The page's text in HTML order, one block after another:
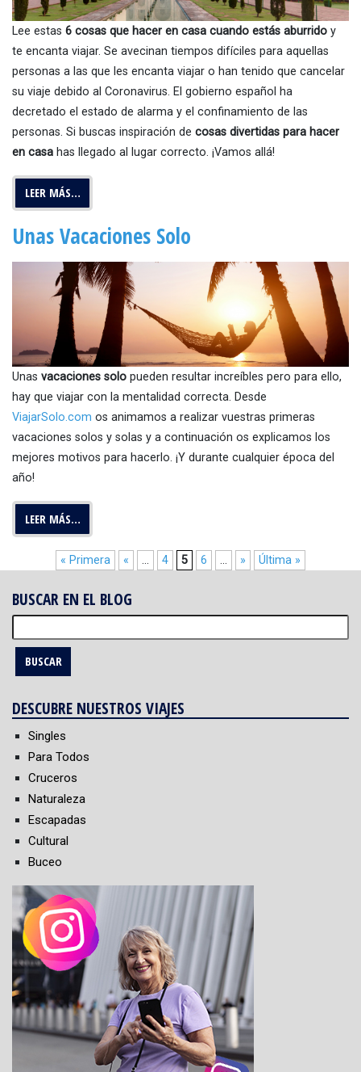
Lee estas 6 cosas que hacer en casa cuando estás aburrido y
te encanta viajar. Se avecinan tiempos difíciles para aquellas
personas a las que les encanta viajar o han tenido que cancelar
su viaje debido al Coronavirus. El gobierno español ha
decretado el estado de alarma y el confinamiento de las
personas. Si buscas inspiración de cosas divertidas para hacer
en casa has llegado al lugar correcto. ¡Vamos allá!
LEER MÁS…
Unas Vacaciones Solo
Unas vacaciones solo pueden resultar increíbles pero para ello,
hay que viajar con la mentalidad correcta. Desde
ViajarSolo.com os animamos a realizar vuestras primeras
vacaciones solos y solas y a continuación os explicamos los
mejores motivos para hacerlo. ¡Y durante cualquier época del
año!
LEER MÁS…
« Primera « ... 4 5 6 ... » Última »
BUSCAR EN EL BLOG
DESCUBRE NUESTROS VIAJES
Singles
Para Todos
Cruceros
Naturaleza
Escapadas
Cultural
Buceo